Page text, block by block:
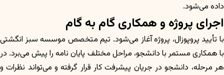
داده می‌شود.
اجرای پروژه و همکاری گام به گام
با تأیید پروپوزال، پروژه آغاز می‌شود. تیم متخصص موسسه سبز انگشتی
با همکاری مستمر با دانشجو، مراحل مختلف پایان نامه را پیش می‌برد. در
هر مرحله، دانشجو در جریان پیشرفت کار قرار گرفته و می‌تواند نظرات و